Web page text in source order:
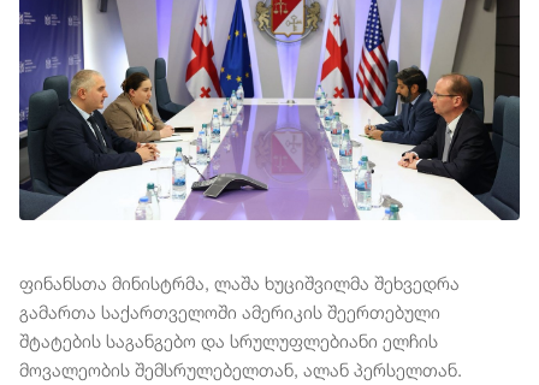
ფინანსთა მინისტრმა, ლაშა ხუციშვილმა შეხვედრა
გამართა საქართველოში ამერიკის შეერთებული
შტატების საგანგებო და სრულუფლებიანი ელჩის
მოვალეობის შემსრულებელთან, ალან პერსელთან.